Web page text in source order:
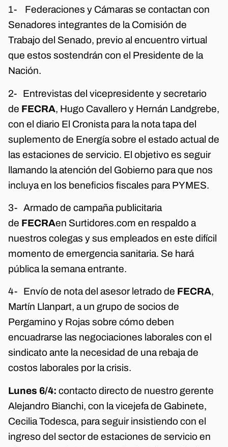
1- Federaciones y Cámaras se contactan con
Senadores integrantes de la Comisión de
Trabajo del Senado, previo al encuentro virtual
que estos sostendrán con el Presidente de la
Nación.
2- Entrevistas del vicepresidente y secretario
de FECRA, Hugo Cavallero y Hernán Landgrebe,
con el diario El Cronista para la nota tapa del
suplemento de Energía sobre el estado actual de
las estaciones de servicio. El objetivo es seguir
llamando la atención del Gobierno para que nos
incluya en los beneficios fiscales para PYMES.
3- Armado de campaña publicitaria
de FECRAen Surtidores.com en respaldo a
nuestros colegas y sus empleados en este difícil
momento de emergencia sanitaria. Se hará
pública la semana entrante.
4- Envío de nota del asesor letrado de FECRA,
Martín Llanpart, a un grupo de socios de
Pergamino y Rojas sobre cómo deben
encuadrarse las negociaciones laborales con el
sindicato ante la necesidad de una rebaja de
costos laborales por la crisis.
Lunes 6/4: contacto directo de nuestro gerente
Alejandro Bianchi, con la vicejefa de Gabinete,
Cecilia Todesca, para seguir insistiendo con el
ingreso del sector de estaciones de servicio en